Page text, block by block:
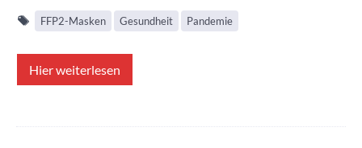
FFP2-Masken Gesundheit Pandemie
Hier weiterlesen